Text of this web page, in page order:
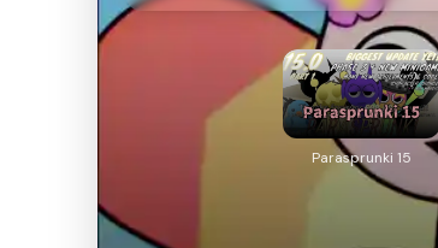
Parasprunki 15